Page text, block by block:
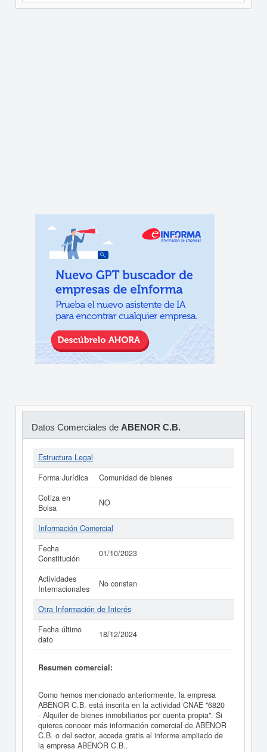
Datos Comerciales de ABENOR C.B.
Estructura Legal
Forma Jurídica
Comunidad de bienes
Cotiza en
Bolsa
NO
Información Comercial
Fecha
Constitución
01/10/2023
Actividades
Internacionales
No constan
Otra Información de Interés
Fecha último
dato
18/12/2024
Resumen comercial:
Como hemos mencionado anteriormente, la empresa
ABENOR C.B. está inscrita en la actividad CNAE "6820
- Alquiler de bienes inmobiliarios por cuenta propia". Si
quieres conocer más información comercial de ABENOR
C.B. o del sector, acceda gratis al informe ampliado de
la empresa ABENOR C.B..